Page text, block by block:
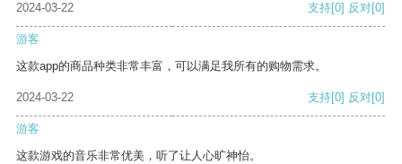
2024-03-22
支持[0] 反对[0]
游客
这款app的商品种类非常丰富，可以满足我所有的购物需求。
2024-03-22 支持[0] 反对[0]
游客
这款游戏的音乐非常优美，听了让人心旷神怡。